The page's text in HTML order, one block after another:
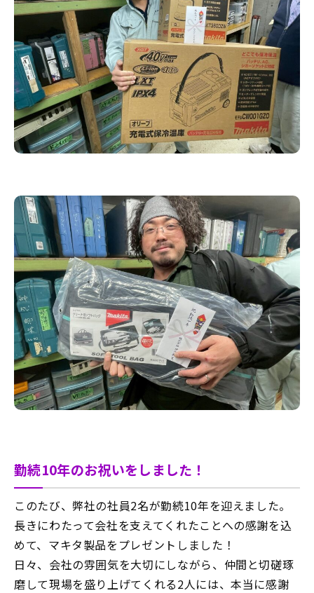
勤続10年のお祝いをしました！
このたび、弊社の社員2名が勤続10年を迎えました。
長きにわたって会社を支えてくれたことへの感謝を込
めて、マキタ製品をプレゼントしました！
日々、会社の雰囲気を大切にしながら、仲間と切磋琢
磨して現場を盛り上げてくれる2人には、本当に感謝